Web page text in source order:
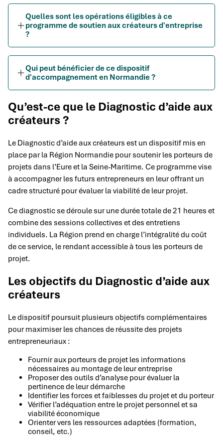
Quelles sont les opérations éligibles à ce
programme de soutien aux créateurs d'entreprise
?
Qui peut bénéficier de ce dispositif
d'accompagnement en Normandie ?
Qu’est-ce que le Diagnostic d’aide aux
créateurs ?
Le Diagnostic d’aide aux créateurs est un dispositif mis en
place par la Région Normandie pour soutenir les porteurs de
projets dans l’Eure et la Seine-Maritime. Ce programme vise
à accompagner les futurs entrepreneurs en leur offrant un
cadre structuré pour évaluer la viabilité de leur projet.
Ce diagnostic se déroule sur une durée totale de 21 heures et
combine des sessions collectives et des entretiens
individuels. La Région prend en charge l’intégralité du coût
de ce service, le rendant accessible à tous les porteurs de
projet.
Les objectifs du Diagnostic d’aide aux
créateurs
Le dispositif poursuit plusieurs objectifs complémentaires
pour maximiser les chances de réussite des projets
entrepreneuriaux :
Fournir aux porteurs de projet les informations
nécessaires au montage de leur entreprise
Proposer des outils d’analyse pour évaluer la
pertinence de leur démarche
Identifier les forces et faiblesses du projet et du porteur
Vérifier l’adéquation entre le projet personnel et sa
viabilité économique
Orienter vers les ressources adaptées (formation,
conseil, etc.)